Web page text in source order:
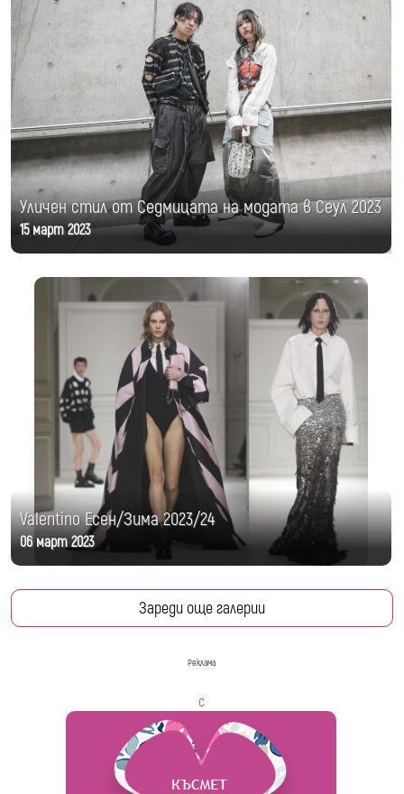
Уличен стил от Седмицата на модата в Сеул 2023
15 март 2023
Valentino Есен/Зима 2023/24
06 март 2023
Зареди още галерии
Реклама
с